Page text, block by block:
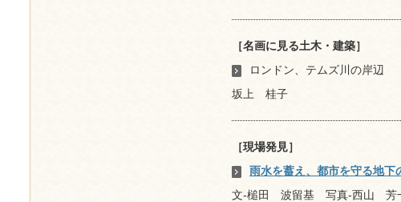
［名画に見る土木・建築］
ロンドン、テムズ川の岸辺
坂上 桂子
［現場発見］
雨水を蓄え、都市を守る地下
文-槌田 波留基 写真-西山 芳